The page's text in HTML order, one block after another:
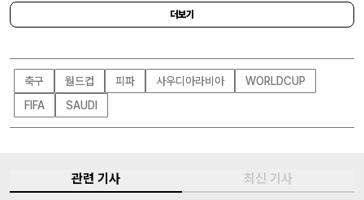
할지 많은 축구 팬들의 관심이 몰리고 있다.
더보기
축구 월드컵 피파 사우디아라비아
WORLDCUP
FIFA
SAUDI
관련 기사 최신 기사